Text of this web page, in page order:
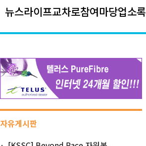
뉴스라이프교차로참여마당업소록
자유게시판